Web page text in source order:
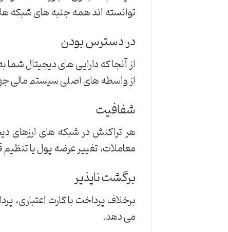
توانسته اند همه جنبه های شبکه ها
در دسترس بودن
از آنجا که دارایی های دیجیتال
از واسطه های اصلی سیستم مالی
شفافیت
هر تراکنش در شبکه های ارزهای
معاملات، تغییر عرضه پول یا تنظیم
برگشت ناپذیر
برخلاف پرداخت با کارت اعتباری،
می دهد.